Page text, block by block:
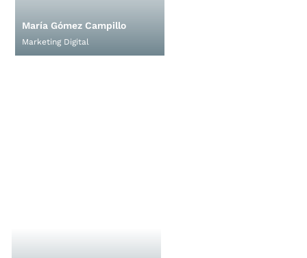
María Gómez Campillo
Marketing Digital